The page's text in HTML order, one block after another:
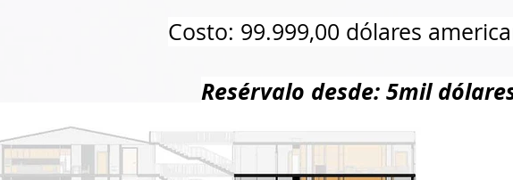
Costo: 99.999,00 dólares
Resérvalo desde: 5mil